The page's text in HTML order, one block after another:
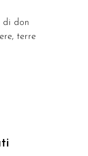
di don
terre